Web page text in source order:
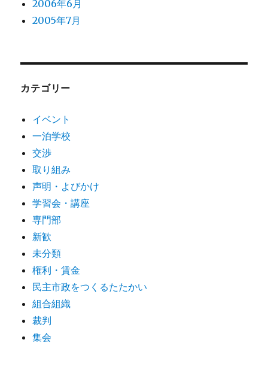
2006年6月
2005年7月
カテゴリー
イベント
一泊学校
交渉
取り組み
声明・よびかけ
学習会・講座
専門部
新歓
未分類
権利・賃金
民主市政をつくるたたかい
組合組織
裁判
集会